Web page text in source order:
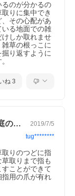
のようなタイプの
わせる必要があ
れないと草も掴み
作業には使えませ
番力を掛ける事が
る指の付け根部で
のも具合が良く、
しました。
メッキ鋼板をレー
ってもらい好評で
した。
す。
れて見失うことが
ム紐をつけてあり
図りました。
のが分かるの
りに集中でき
その心配があ
いる地面での雑
しか取れませ
草の根っこに
り返すように
ね 3
おばあさんに使ってもらいました。庭の草… 2019/7/5
tug********
りのつどに指
取りまで指も
ことができて
用の爪が有れ